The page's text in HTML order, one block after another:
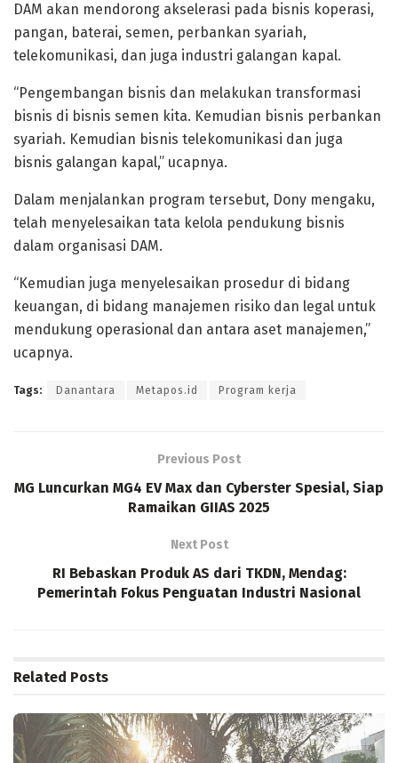
DAM akan mendorong akselerasi pada bisnis koperasi,
pangan, baterai, semen, perbankan syariah,
telekomunikasi, dan juga industri galangan kapal.
“Pengembangan bisnis dan melakukan transformasi
bisnis di bisnis semen kita. Kemudian bisnis perbankan
syariah. Kemudian bisnis telekomunikasi dan juga
bisnis galangan kapal,” ucapnya.
Dalam menjalankan program tersebut, Dony mengaku,
telah menyelesaikan tata kelola pendukung bisnis
dalam organisasi DAM.
“Kemudian juga menyelesaikan prosedur di bidang
keuangan, di bidang manajemen risiko dan legal untuk
mendukung operasional dan antara aset manajemen,”
ucapnya.
Tags: Danantara Metapos.id Program kerja
Previous Post
MG Luncurkan MG4 EV Max dan Cyberster Spesial, Siap
Ramaikan GIIAS 2025
Next Post
RI Bebaskan Produk AS dari TKDN, Mendag:
Pemerintah Fokus Penguatan Industri Nasional
Related Posts